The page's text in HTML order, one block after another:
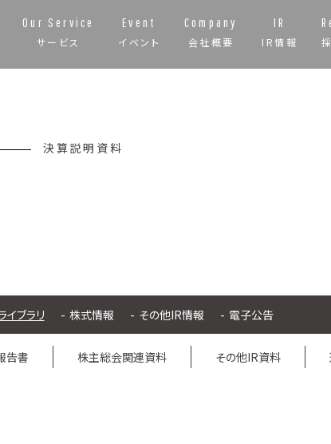
Our Service
サービス
Event
イベント
Company
会社概要
IR
IR情報
決算説明資料
イブラリ 株式情報 その他IR情報 電子公告
告書 株主総会関連資料 その他IR資料